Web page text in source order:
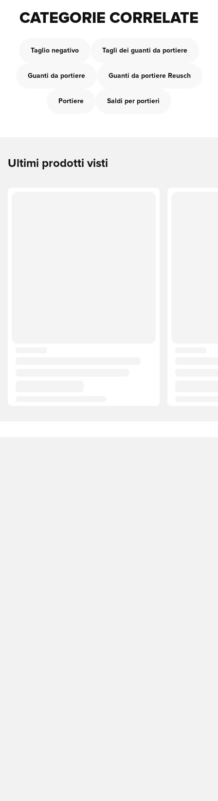
CATEGORIE CORRELATE
Taglio negativo Tagli dei guanti da portiere
Guanti da portiere Guanti da portiere Reusch
Portiere Saldi per portieri
Ultimi prodotti visti